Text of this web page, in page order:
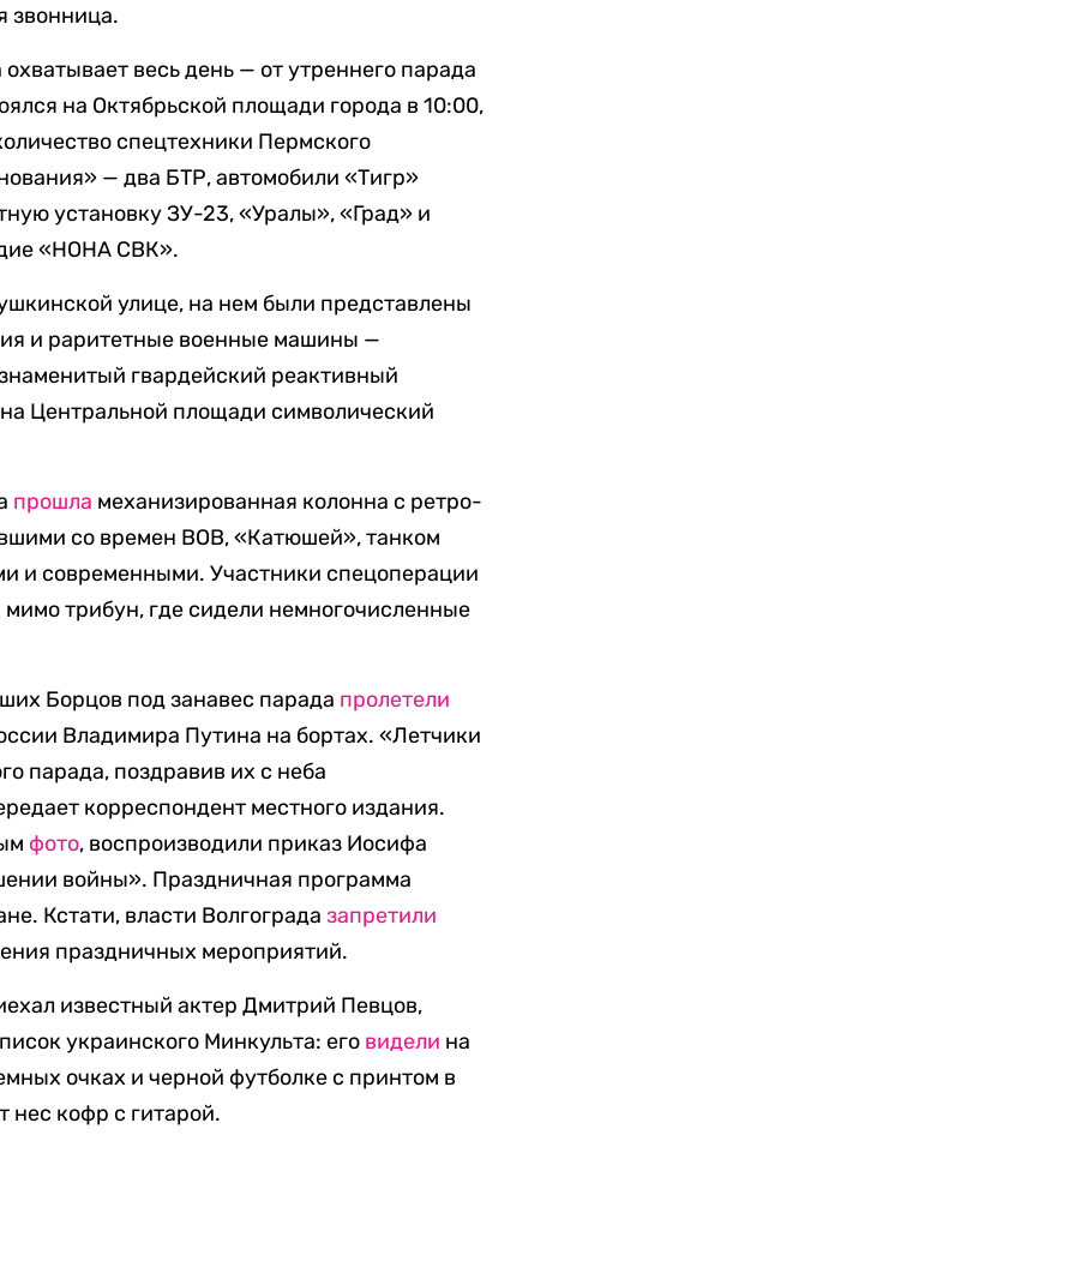
звонница.
весь день — от утреннего парада
на Октябрьской площади города в 10:00,
спецтехники Пермского
— два БТР, автомобили «Тигр»
установку ЗУ-23, «Уралы», «Град» и
«НОНА СВК».
улице, на нем были представлены
и раритетные военные машины —
гвардейский реактивный
Центральной площади символический
прошла механизированная колонна с ретро-
со времен ВОВ, «Катюшей», танком
и современными. Участники спецоперации
трибун, где сидели немногочисленные
Борцов под занавес парада пролетели
Владимира Путина на бортах. «Летчики
парада, поздравив их с неба
корреспондент местного издания.
фото, воспроизводили приказ Иосифа
войны». Праздничная программа
Кстати, власти Волгоградазапретили
праздничных мероприятий.
известный актер Дмитрий Певцов,
украинского Минкульта: его видели на
очках и черной футболке с принтом в
нес кофр с гитарой.